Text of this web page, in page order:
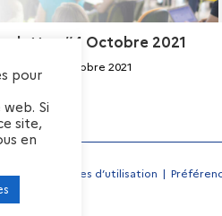
#4 Octobre 2021
20 octobre 2021
générales d’utilisation
pour
Si
site,
en